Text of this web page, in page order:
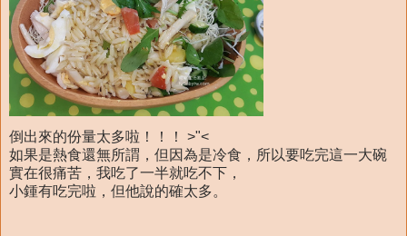
倒出來的份量太多啦！！！ >"<
如果是熱食還無所謂，但因為是冷食，所以要吃完這一大碗
實在很痛苦，我吃了一半就吃不下，
小鍾有吃完啦，但他說的確太多。